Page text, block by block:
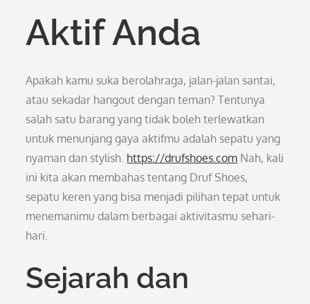
Aktif Anda
Apakah kamu suka berolahraga, jalan-jalan santai,
atau sekadar hangout dengan teman? Tentunya
salah satu barang yang tidak boleh terlewatkan
untuk menunjang gaya aktifmu adalah sepatu yang
nyaman dan stylish. https://drufshoes.com Nah, kali
ini kita akan membahas tentang Druf Shoes,
sepatu keren yang bisa menjadi pilihan tepat untuk
menemanimu dalam berbagai aktivitasmu sehari-
hari.
Sejarah dan